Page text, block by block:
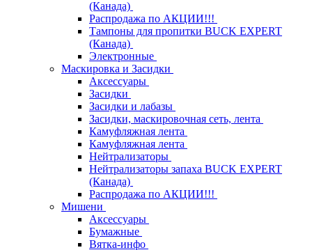
(Канада)
Распродажа по АКЦИИ!!!
Тампоны для пропитки BUCK EXPERT
(Канада)
Электронные
Маскировка и Засидки
Аксессуары
Засидки
Засидки и лабазы
Засидки, маскировочная сеть, лента
Камуфляжная лента
Камуфляжная лента
Нейтрализаторы
Нейтрализаторы запаха BUCK EXPERT
(Канада)
Распродажа по АКЦИИ!!!
Мишени
Аксессуары
Бумажные
Вятка-инфо